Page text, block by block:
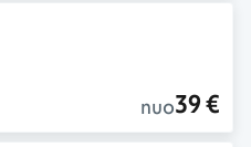
nuo39 €